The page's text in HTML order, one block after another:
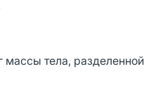
массы тела,